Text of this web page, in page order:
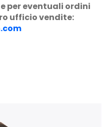
per eventuali ordini
ufficio vendite: